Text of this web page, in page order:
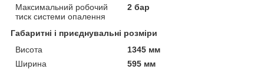
Максимальний робочий
тиск системи опалення
2 бар
Габаритні і приєднувальні розміри
Висота
1345 мм
Ширина
595 мм